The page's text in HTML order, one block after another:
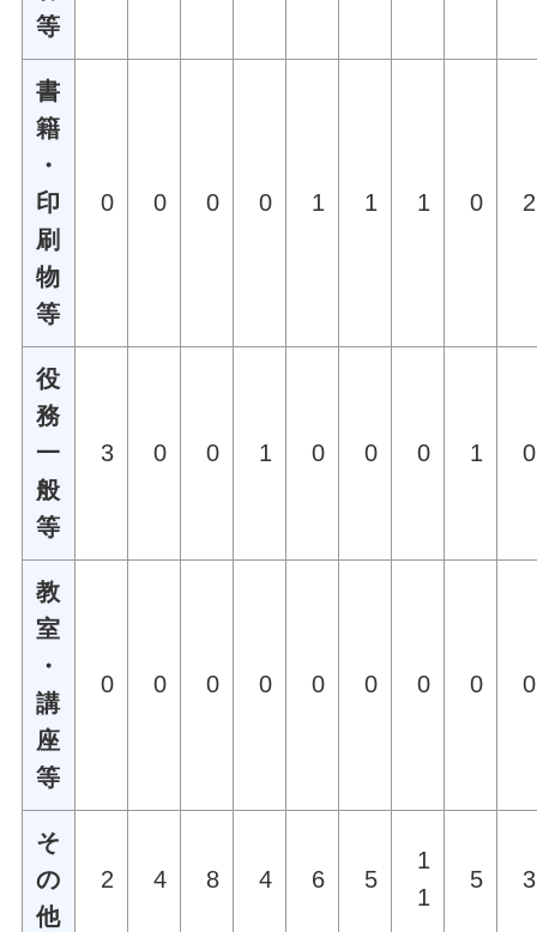
等
書
籍
・
印
刷
物
等
0 0 0 0 1 1 1 0 2
役
務
一
般
等
3 0 0 1 0 0 0 1 0
教
室
・
講
座
等
0 0 0 0 0 0 0 0 0
そ
の
他
2 4 8 4 6 5
1
1
5 3